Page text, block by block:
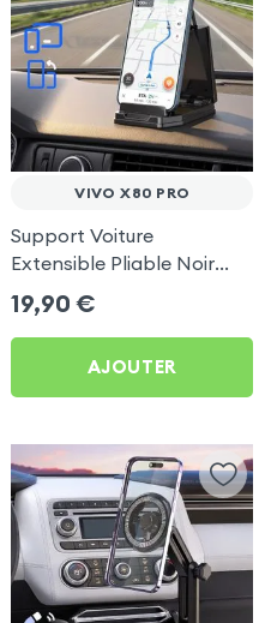
VIVO X80 PRO
Support Voiture
Extensible Pliable Noir
Carbone pour Vivo X80
Pro
19,90 €
AJOUTER